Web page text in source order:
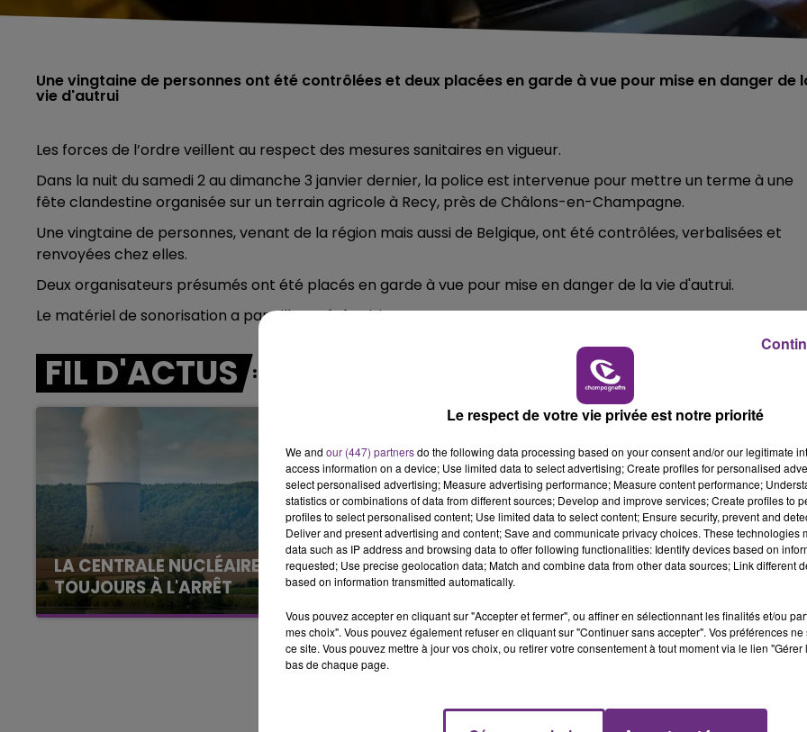
LE WEEK-END CHAMPAGNE FM LE WEEK-END CHAMPAGNE FM
Une vingtaine de personnes ont été contrôlées et deux placées en garde à vue pour mise en danger de
vie d'autrui
Les forces de l’ordre veillent au respect des mesures sanitaires en vigueur.
Dans la nuit du samedi 2 au dimanche 3 janvier dernier, la police est intervenue pour mettre un terme à une
fête clandestine organisée sur un terrain agricole à Recy, près de Châlons-en-Champagne.
Une vingtaine de personnes, venant de la région mais aussi de Belgique, ont été contrôlées, verbalisées et
renvoyées chez elles.
Deux organisateurs présumés ont été placés en garde à vue pour mise en danger de la vie d'autrui.
Le matériel de sonorisation a par ailleurs été saisi.
FIL D'ACTUS
LA CENTRALE NUCLÉAIRE DE CHOOZ
TOUJOURS À L'ARRÊT
Cela fait déjà une semaine que la centrale
nucléaire ardennaise est à l'arrêt. Une situation
justifiée par la sécheresse intense qui est
LE MAGASIN JOUÉCLUB DE REIMS FERME
SES PORTES
C'était l'une des institutions du centre-ville
rémois. Le magasin JouéClub est contraint de
fermer ses portes.
Le respect de votre vie privée est notre priorité
We and our (447) partnersdo the following data processing based on your consent and/or our legitimate
access information on a device; Use limited data to select advertising; Create profiles for personalised
select personalised advertising; Measure advertising performance; Measure content performance;
statistics or combinations of data from different sources; Develop and improve services; Create profiles to
profiles to select personalised content; Use limited data to select content; Ensure security, prevent and
Deliver and present advertising and content; Save and communicate privacy choices. These technologies
data such as IP address and browsing data to offer following functionalities: Identify devices based on
requested; Use precise geolocation data; Match and combine data from other data sources; Link different
based on information transmitted automatically.
Vous pouvez accepter en cliquant sur "Accepter et fermer", ou affiner en sélectionnant les finalités et/ou
mes choix". Vous pouvez également refuser en cliquant sur "Continuer sans accepter". Vos préférences
ce site. Vous pouvez mettre à jour vos choix, ou retirer votre consentement à tout moment via le lien
bas de chaque page.